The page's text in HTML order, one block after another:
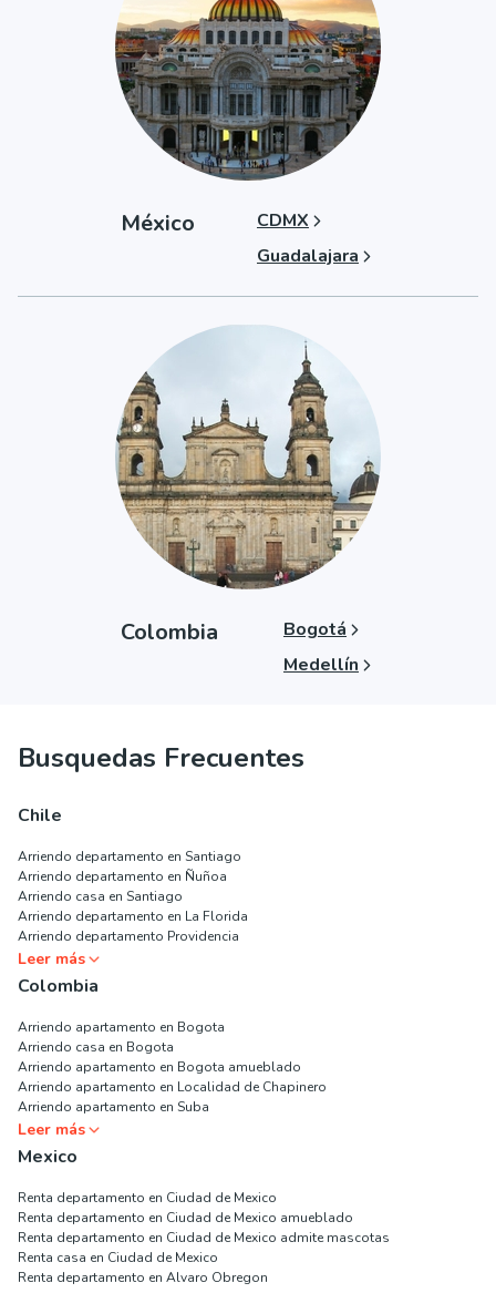
México
CDMX
Guadalajara
Colombia
Bogotá
Medellín
Busquedas Frecuentes
Chile
Arriendo departamento en Santiago
Arriendo departamento en Ñuñoa
Arriendo casa en Santiago
Arriendo departamento en La Florida
Arriendo departamento Providencia
Leer más
Colombia
Arriendo apartamento en Bogota
Arriendo casa en Bogota
Arriendo apartamento en Bogota amueblado
Arriendo apartamento en Localidad de Chapinero
Arriendo apartamento en Suba
Leer más
Mexico
Renta departamento en Ciudad de Mexico
Renta departamento en Ciudad de Mexico amueblado
Renta departamento en Ciudad de Mexico admite mascotas
Renta casa en Ciudad de Mexico
Renta departamento en Alvaro Obregon